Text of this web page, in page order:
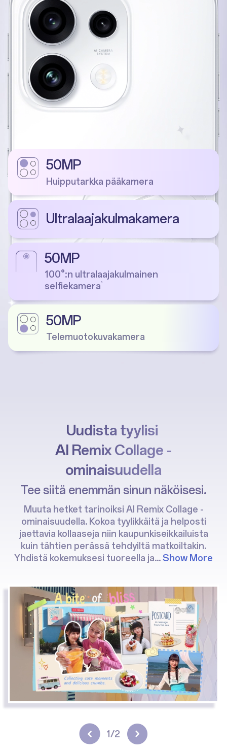
50MP
Huipputarkka pääkamera
Ultralaajakulmakamera
50MP
100°:n ultralaajakulmainen
selfiekamera6
50MP
Telemuotokuvakamera
Uudista tyylisi
AI Remix Collage -
ominaisuudella
Tee siitä enemmän sinun näköisesi.
Muuta hetket tarinoiksi AI Remix Collage -
ominaisuudella. Kokoa tyylikkäitä ja helposti
jaettavia kollaaseja niin kaupunkiseikkailuista
kuin tähtien perässä tehdyiltä matkoiltakin.
Yhdistä kokemuksesi tuoreella ja...Show More
2/2